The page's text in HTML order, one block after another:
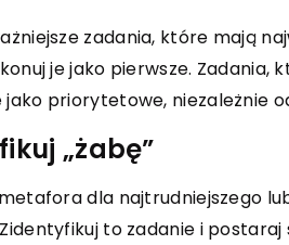
zadania, które mają
je jako pierwsze.
priorytetowe, niezależnie
„żabę”
dla najtrudniejszego
to zadanie i
lub
przy
dla
INNE
13 kwietnia 2026
operatora domeny?
Zastanawiasz się nad
domeny? Dowiedz